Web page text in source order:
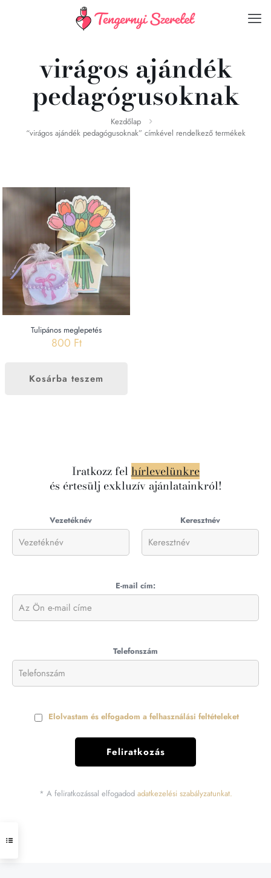
virágos ajándék
pedagógusoknak
Kezdőlap
“virágos ajándék pedagógusoknak” címkével rendelkező termékek
Tulipános meglepetés
800 Ft
Kosárba teszem
Iratkozz felhírlevelünkre
és értesülj exkluzív ajánlatainkról!
Vezetéknév Keresztnév
E-mail cím:
Telefonszám
Elolvastam és elfogadom a felhasználási feltételeket
* A feliratkozással elfogadod adatkezelési szabályzatunkat.